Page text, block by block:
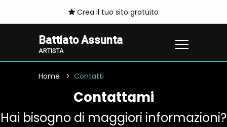
Crea il tuo sito gratuito
Battiato Assunta
ARTISTA
Home Contatti
Contattami
Hai bisogno di maggiori informazioni?